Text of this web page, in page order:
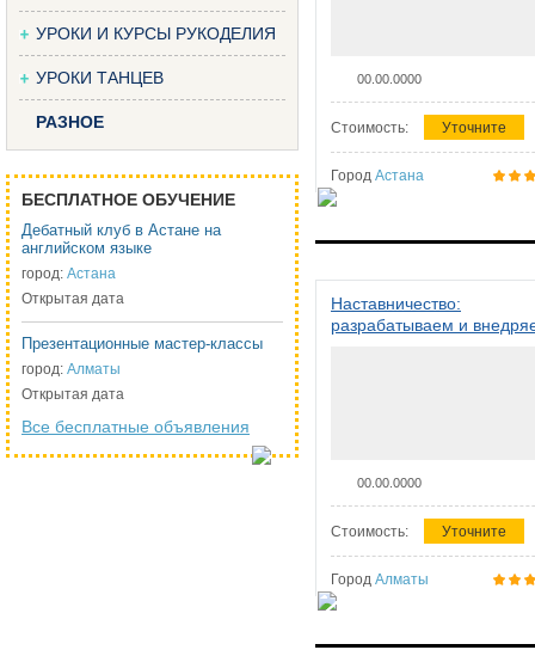
УРОКИ И КУРСЫ РУКОДЕЛИЯ
УРОКИ ТАНЦЕВ
РАЗНОЕ
БЕСПЛАТНОЕ ОБУЧЕНИЕ
Дебатный клуб в Астане на
английском языке
город: Астана
Открытая дата
Презентационные мастер-классы
город: Алматы
Открытая дата
Все бесплатные объявления
00.00.0000
Стоимость: Уточните
Город Астана
Наставничество:
разрабатываем и
00.00.0000
Стоимость: Уточните
Город Алматы